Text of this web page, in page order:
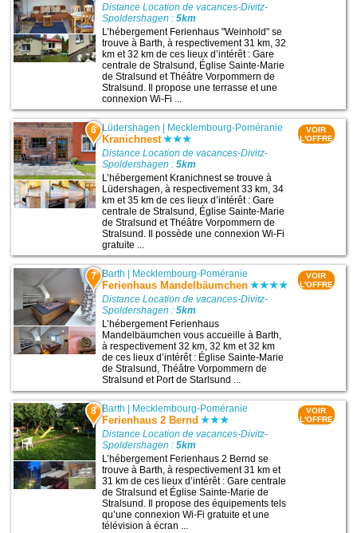
Distance Location de vacances-Divitz-
Spoldershagen :5km
L’hébergement Ferienhaus "Weinhold" se
trouve à Barth, à respectivement 31 km, 32
km et 32 km de ces lieux d’intérêt : Gare
centrale de Stralsund, Église Sainte-Marie
de Stralsund et Théâtre Vorpommern de
Stralsund. Il propose une terrasse et une
connexion Wi-Fi ...
6 Lüdershagen | Mecklembourg-Poméranie
Kranichnest
Distance Location de vacances-Divitz-
Spoldershagen :5km
L’hébergement Kranichnest se trouve à
Lüdershagen, à respectivement 33 km, 34
km et 35 km de ces lieux d’intérêt : Gare
centrale de Stralsund, Église Sainte-Marie
de Stralsund et Théâtre Vorpommern de
Stralsund. Il possède une connexion Wi-Fi
gratuite ...
VOIR
L'OFFRE
7 Barth Mecklembourg-Poméranie
Ferienhaus Mandelbäumchen
Distance Location de vacances-Divitz-
Spoldershagen :5km
L’hébergement Ferienhaus
Mandelbäumchen vous accueille à Barth,
à respectivement 32 km, 32 km et 32 km
de ces lieux d’intérêt : Église Sainte-Marie
de Stralsund, Théâtre Vorpommern de
Stralsund et Port de Starlsund ...
VOIR
L'OFFRE
8 Barth Mecklembourg-Poméranie
Ferienhaus 2 Bernd
Distance Location de vacances-Divitz-
Spoldershagen :5km
L’hébergement Ferienhaus 2 Bernd se
trouve à Barth, à respectivement 31 km et
31 km de ces lieux d’intérêt : Gare centrale
de Stralsund et Église Sainte-Marie de
Stralsund. Il propose des équipements tels
qu’une connexion Wi-Fi gratuite et une
télévision à écran ...
VOIR
L'OFFRE